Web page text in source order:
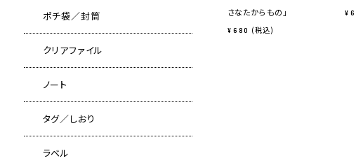
ポチ袋／封筒
クリアファイル
ノート
タグ／しおり
ラベル
さなたからもの」
¥ 680 税込
¥